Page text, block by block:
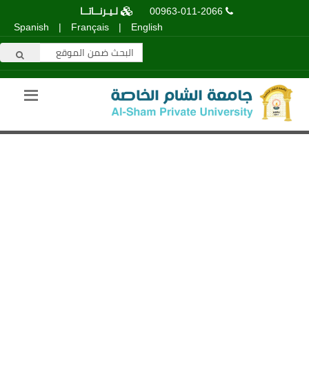
00963-011-2066
لـيـرنــاتــا
English
|
Français
|
Spanish